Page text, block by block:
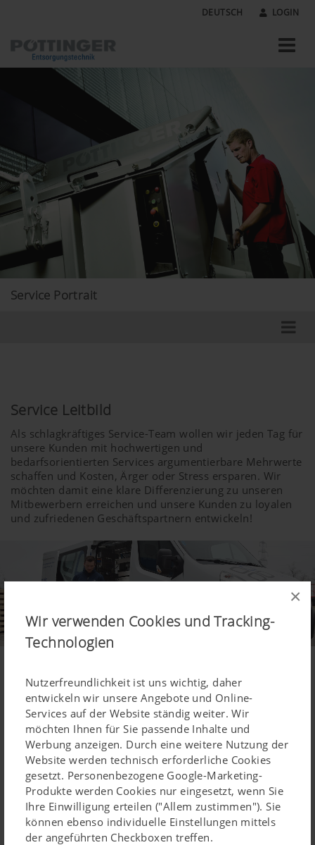
×
Wir verwenden Cookies und Tracking-
Technologien
Nutzerfreundlichkeit ist uns wichtig, daher
entwickeln wir unsere Angebote und Online-
Services auf der Website ständig weiter. Wir
möchten Ihnen für Sie passende Inhalte und
Werbung anzeigen. Durch eine weitere Nutzung der
Website werden technisch erforderliche Cookies
gesetzt. Personenbezogene Google-Marketing-
Produkte werden Cookies nur eingesetzt, wenn Sie
Ihre Einwilligung erteilen ("Allem zustimmen"). Sie
können ebenso individuelle Einstellungen mittels
der angeführten Checkboxen treffen.
DEUTSCH LOGIN
Service Portrait
Service Leitbild
Als schlagkräftiges Service-Team wollen wir jeden Tag für
unsere Kunden mit hochwertigen und
bedarfsorientierten Services argumentierbare Mehrwerte
schaffen und Kosten, Ärger oder Stress ersparen. Wir
möchten damit eine klare Differenzierung zu unseren
Mitbewerbern erreichen und unsere Kunden zu loyalen
und zufriedenen Geschäftspartnern entwickeln!
Handschlag Mentalität
pragmatisches Handeln
faires Preis-/Leistungsverhältnis
qualifizierte Pöttinger Servicetechniker
kompetenter Service-Innendienst
flächendeckend in Österreich
fabrikatsneutrale Haltung
mehr als "nur ein Werkskundendienst"